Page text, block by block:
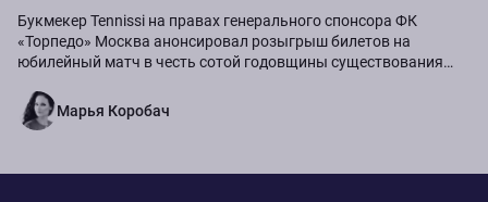
Букмекер Tennissi на правах генерального спонсора ФК
«Торпедо» Москва анонсировал розыгрыш билетов на
юбилейный матч в честь сотой годовщины существования
Марья Коробач